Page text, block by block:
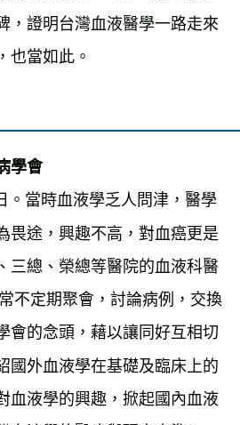
，證明台灣血液醫學一路走來
也當如此。
學會
。當時血液學乏人問津，醫學
畏途，興趣不高，對血癌更是
三總、榮總等醫院的血液科醫
不定期聚會，討論病例，交換
會的念頭，藉以讓同好互相切
國外血液學在基礎及臨床上的
血液學的興趣，掀起國內血液